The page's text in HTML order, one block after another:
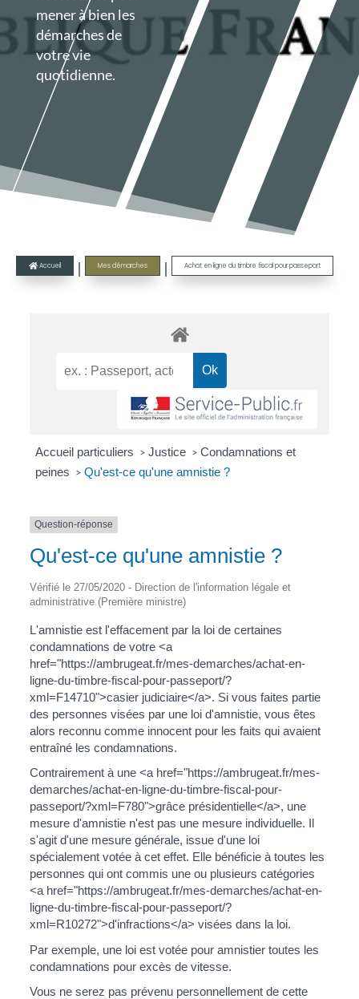
mener à bien les
démarches de
votre vie
quotidienne.
 Accueil | Mes démarches | Achat en ligne du timbre fiscal pour passeport
Accueil particuliers > Justice > Condamnations et
peines > Qu'est-ce qu'une amnistie ?
Question-réponse
Qu'est-ce qu'une amnistie ?
Vérifié le 27/05/2020 - Direction de l'information légale et
administrative (Première ministre)
L'amnistie est l'effacement par la loi de certaines
condamnations de votre <a
href="https://ambrugeat.fr/mes-demarches/achat-en-
ligne-du-timbre-fiscal-pour-passeport/?
xml=F14710">casier judiciaire</a>. Si vous faites partie
des personnes visées par une loi d'amnistie, vous êtes
alors reconnu comme innocent pour les faits qui avaient
entraîné les condamnations.
Contrairement à une <a href="https://ambrugeat.fr/mes-
demarches/achat-en-ligne-du-timbre-fiscal-pour-
passeport/?xml=F780">grâce présidentielle</a>, une
mesure d'amnistie n'est pas une mesure individuelle. Il
s'agit d'une mesure générale, issue d'une loi
spécialement votée à cet effet. Elle bénéficie à toutes les
personnes qui ont commis une ou plusieurs catégories
<a href="https://ambrugeat.fr/mes-demarches/achat-en-
ligne-du-timbre-fiscal-pour-passeport/?
xml=R10272">d'infractions</a> visées dans la loi.
Par exemple, une loi est votée pour amnistier toutes les
condamnations pour excès de vitesse.
Vous ne serez pas prévenu personnellement de cette